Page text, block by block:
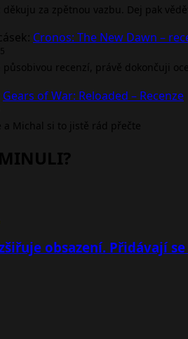
děkuju za zpětnou vazbu. Dej pak
: Cronos: The New Dawn –
působivou recenzí, právě dokončuji
Gears of War: Reloaded – Recenze
a Michal si to jistě rád přečte
obsazení. Přidávají